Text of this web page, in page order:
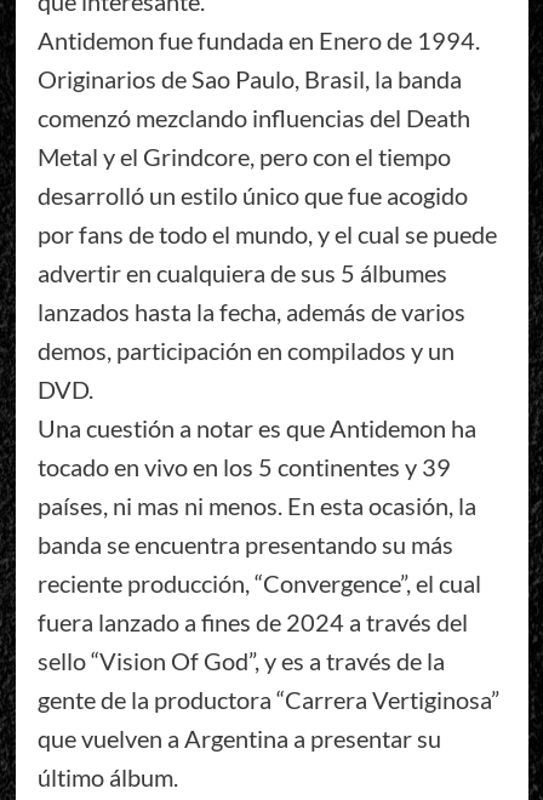
Antidemon fue fundada en Enero de 1994.
Originarios de Sao Paulo, Brasil, la banda
comenzó mezclando influencias del Death
Metal y el Grindcore, pero con el tiempo
desarrolló un estilo único que fue acogido
por fans de todo el mundo, y el cual se puede
advertir en cualquiera de sus 5 álbumes
lanzados hasta la fecha, además de varios
demos, participación en compilados y un
DVD.
Una cuestión a notar es que Antidemon ha
tocado en vivo en los 5 continentes y 39
países, ni mas ni menos. En esta ocasión, la
banda se encuentra presentando su más
reciente producción, “Convergence”, el cual
fuera lanzado a fines de 2024 a través del
sello “Vision Of God”, y es a través de la
gente de la productora “Carrera Vertiginosa”
que vuelven a Argentina a presentar su
último álbum.